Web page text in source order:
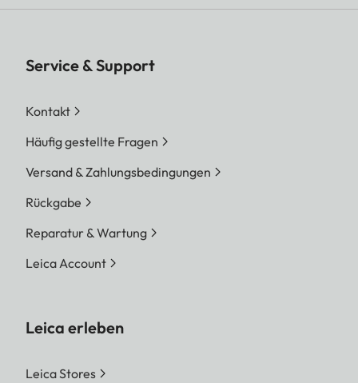
Service & Support
Kontakt
Häufig gestellte Fragen
Versand & Zahlungsbedingungen
Rückgabe
Reparatur & Wartung
Leica Account
Leica erleben
Leica Stores